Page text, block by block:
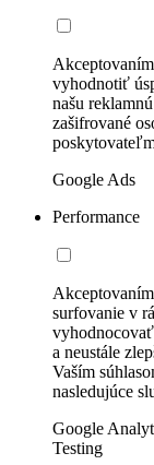
vyhodnotiť
našu
zašifrované
Google Ads
Performance
surfovanie v
a neustále
Vaším
nasledujúce
Google
Testing